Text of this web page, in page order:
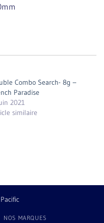
Combo Search- 8g –
Paradise
2021
similaire
NOS MARQUES